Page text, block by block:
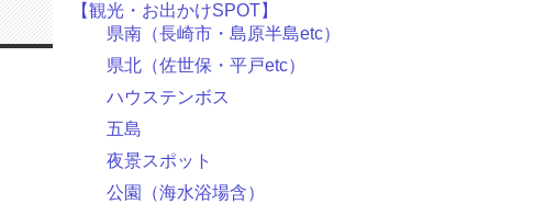
【観光・お出かけSPOT】
県南（長崎市・島原半島etc）
県北（佐世保・平戸etc）
ハウステンボス
五島
夜景スポット
公園（海水浴場含）